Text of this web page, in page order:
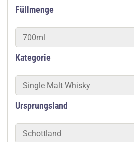
Füllmenge
700ml
Kategorie
Single Malt Whisky
Ursprungsland
Schottland